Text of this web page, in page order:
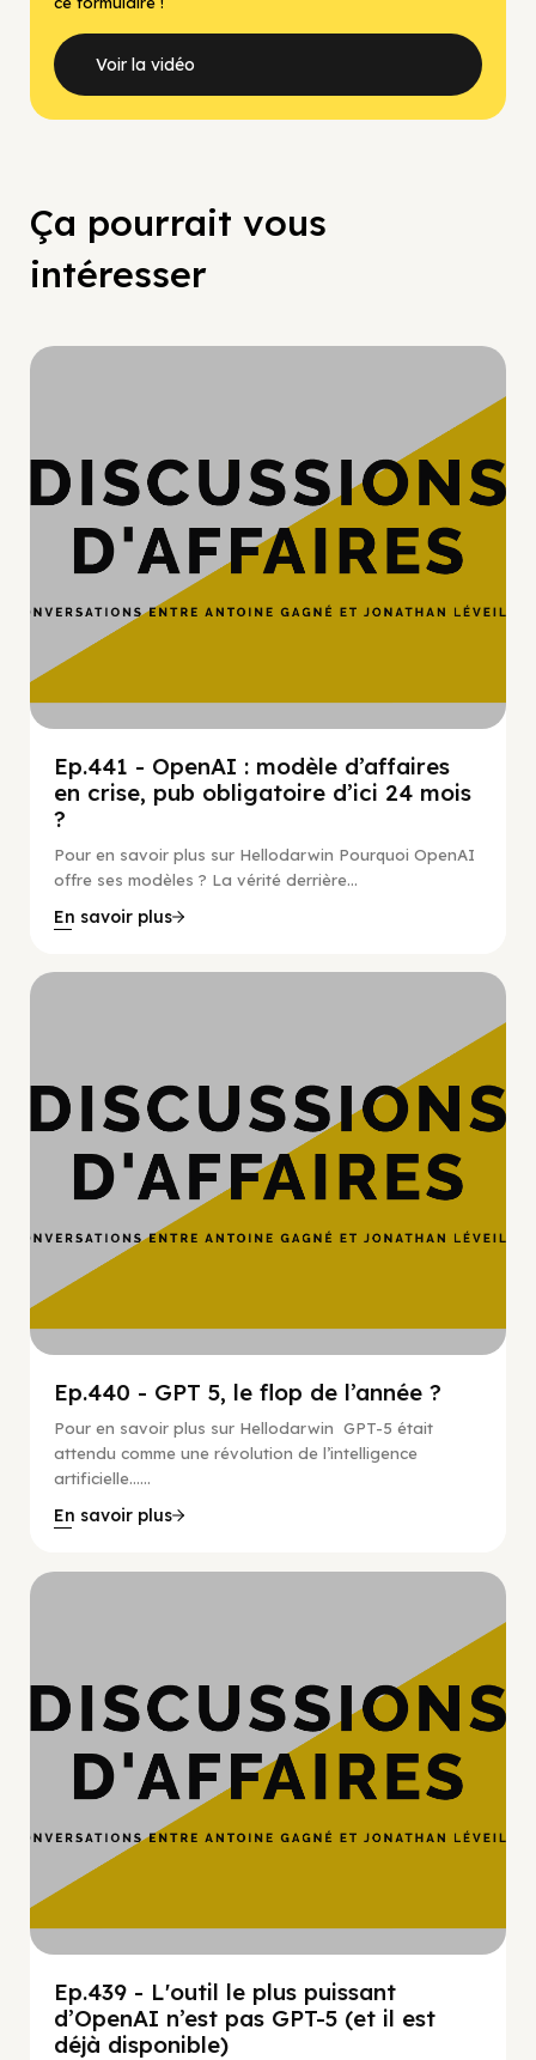
Voir la vidéo
Ça pourrait vous
intéresser
Ep.441 - OpenAI : modèle d’affaires
en crise, pub obligatoire d’ici 24 mois
?
Pour en savoir plus sur Hellodarwin Pourquoi OpenAI
offre ses modèles ? La vérité derrière...
En savoir plus
Ep.440 - GPT 5, le flop de l’année ?
Pour en savoir plus sur Hellodarwin GPT-5 était
attendu comme une révolution de l’intelligence
artificielle…...
En savoir plus
Ep.439 - L'outil le plus puissant
d’OpenAI n’est pas GPT-5 (et il est
déjà disponible)